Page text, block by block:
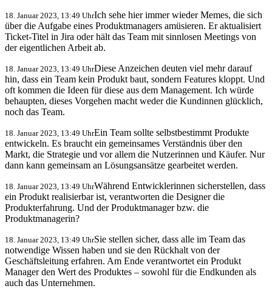
18. Januar 2023, 13:49 UhrIch sehe hier immer wieder Memes, die sich
über die Aufgabe eines Produktmanagers amüsieren. Er aktualisiert
Ticket-Titel in Jira oder hält das Team mit sinnlosen Meetings von
der eigentlichen Arbeit ab.
18. Januar 2023, 13:49 UhrDiese Anzeichen deuten viel mehr darauf
hin, dass ein Team kein Produkt baut, sondern Features kloppt. Und
oft kommen die Ideen für diese aus dem Management. Ich würde
behaupten, dieses Vorgehen macht weder die Kundinnen glücklich,
noch das Team.
18. Januar 2023, 13:49 UhrEin Team sollte selbstbestimmt Produkte
entwickeln. Es braucht ein gemeinsames Verständnis über den
Markt, die Strategie und vor allem die Nutzerinnen und Käufer. Nur
dann kann gemeinsam an Lösungsansätze gearbeitet werden.
18. Januar 2023, 13:49 UhrWährend Entwicklerinnen sicherstellen, dass
ein Produkt realisierbar ist, verantworten die Designer die
Produkterfahrung. Und der Produktmanager bzw. die
Produktmanagerin?
18. Januar 2023, 13:49 UhrSie stellen sicher, dass alle im Team das
notwendige Wissen haben und sie den Rückhalt von der
Geschäftsleitung erfahren. Am Ende verantwortet ein Produkt
Manager den Wert des Produktes – sowohl für die Endkunden als
auch das Unternehmen.